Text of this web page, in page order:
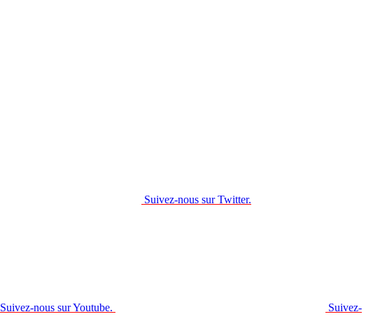
Suivez-nous sur Twitter.
Suivez-nous sur Youtube. Suivez-